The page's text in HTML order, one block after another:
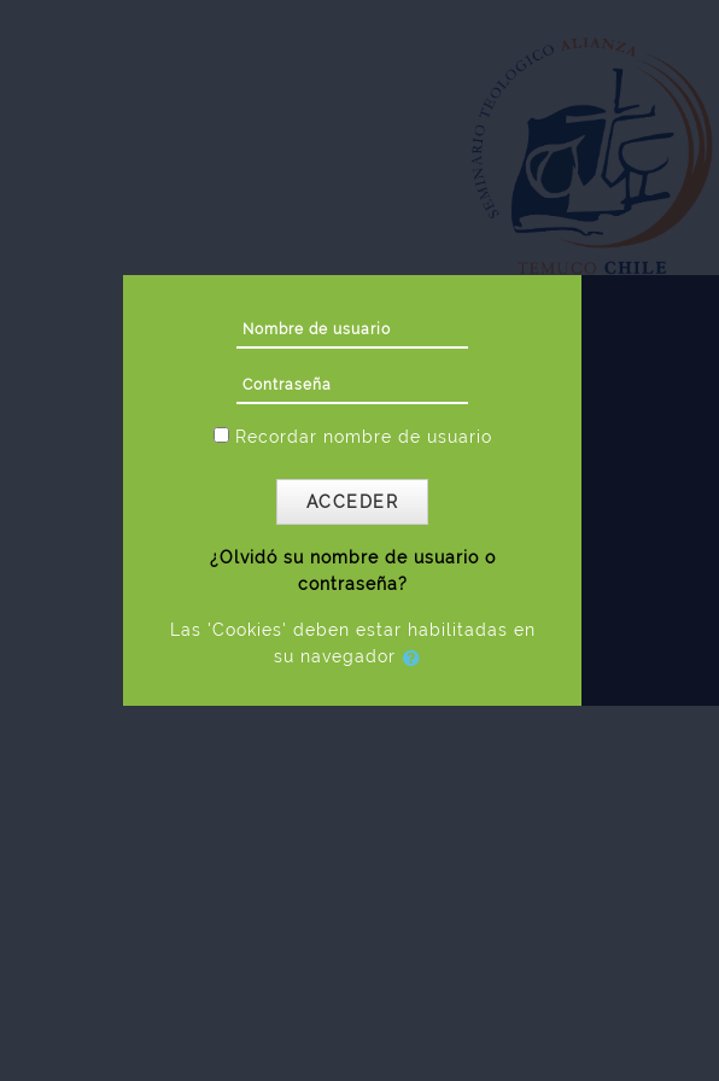
Nombre de usuario
Recordar nombre de usuario
ACCEDER
¿Olvidó su nombre de usuario o
contraseña?
Las 'Cookies' deben estar habilitadas en
su navegador